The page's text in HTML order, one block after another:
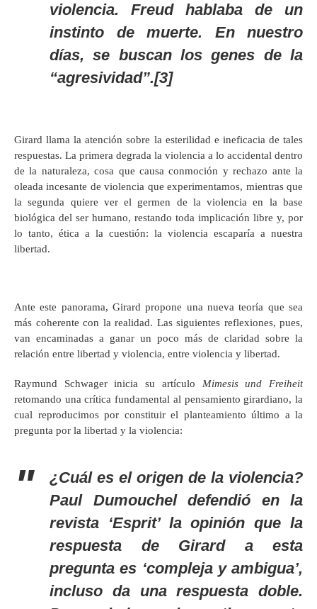
violencia. Freud hablaba de un
instinto de muerte. En nuestro
días, se buscan los genes de la
“agresividad”.[3]
Girard llama la atención sobre la esterilidad e ineficacia de tales
respuestas. La primera degrada la violencia a lo accidental dentro
de la naturaleza, cosa que causa conmoción y rechazo ante la
oleada incesante de violencia que experimentamos, mientras que
la segunda quiere ver el germen de la violencia en la base
biológica del ser humano, restando toda implicación libre y, por
lo tanto, ética a la cuestión: la violencia escaparía a nuestra
libertad.
Ante este panorama, Girard propone una nueva teoría que sea
más coherente con la realidad. Las siguientes reflexiones, pues,
van encaminadas a ganar un poco más de claridad sobre la
relación entre libertad y violencia, entre violencia y libertad.
Raymund Schwager inicia su artículo Mimesis und Freiheit
retomando una crítica fundamental al pensamiento girardiano, la
cual reproducimos por constituir el planteamiento último a la
pregunta por la libertad y la violencia:
¿Cuál es el origen de la violencia?
Paul Dumouchel defendió en la
revista ‘Esprit’ la opinión que la
respuesta de Girard a esta
pregunta es ‘compleja y ambigua’,
incluso da una respuesta doble.